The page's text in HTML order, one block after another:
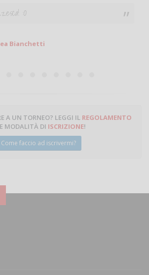
da poco e vorrei tornare a
Miglionico
A UN TORNEO? LEGGI IL REGOLAMENTO
MODALITÀ DI ISCRIZIONE!
Come faccio ad iscrivermi?